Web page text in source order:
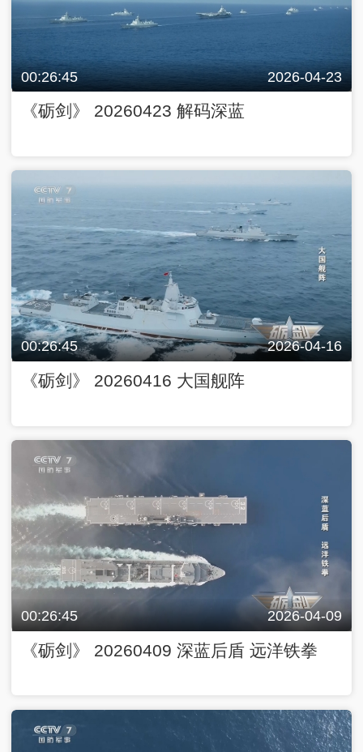
00:26:45 2026-04-23
《砺剑》 20260423 解码深蓝
00:26:45 2026-04-16
《砺剑》 20260416 大国舰阵
00:26:45 2026-04-09
《砺剑》 20260409 深蓝后盾 远洋铁拳